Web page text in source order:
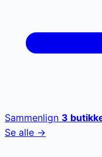
Sammenlign 3
Se alle →